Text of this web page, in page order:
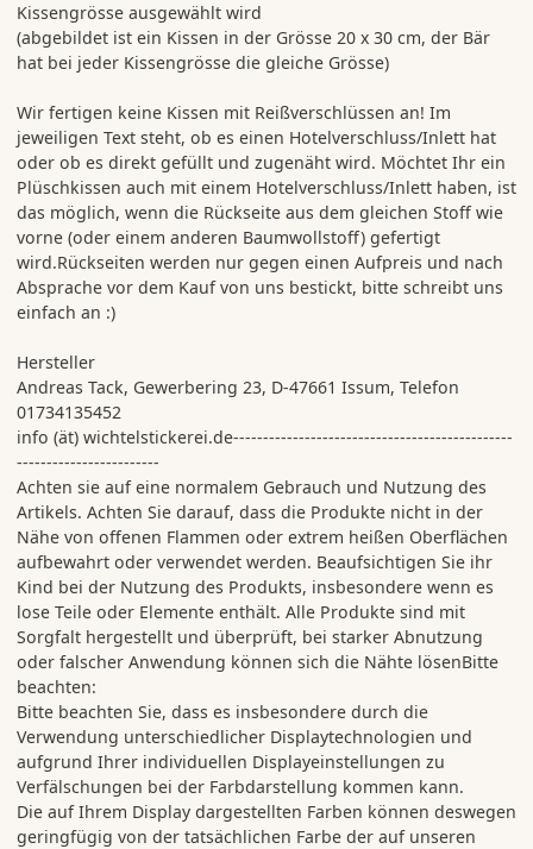
Kissengrösse ausgewählt wird
(abgebildet ist ein Kissen in der Grösse 20 x 30 cm, der Bär
hat bei jeder Kissengrösse die gleiche Grösse)
Wir fertigen keine Kissen mit Reißverschlüssen an! Im
jeweiligen Text steht, ob es einen Hotelverschluss/Inlett hat
oder ob es direkt gefüllt und zugenäht wird. Möchtet Ihr ein
Plüschkissen auch mit einem Hotelverschluss/Inlett haben, ist
das möglich, wenn die Rückseite aus dem gleichen Stoff wie
vorne (oder einem anderen Baumwollstoff) gefertigt
wird.Rückseiten werden nur gegen einen Aufpreis und nach
Absprache vor dem Kauf von uns bestickt, bitte schreibt uns
einfach an :)
Hersteller
Andreas Tack, Gewerbering 23, D-47661 Issum, Telefon
01734135452
info (ät) wichtelstickerei.de-----------------------------------------------
------------------------
Achten sie auf eine normalem Gebrauch und Nutzung des
Artikels. Achten Sie darauf, dass die Produkte nicht in der
Nähe von offenen Flammen oder extrem heißen Oberflächen
aufbewahrt oder verwendet werden. Beaufsichtigen Sie ihr
Kind bei der Nutzung des Produkts, insbesondere wenn es
lose Teile oder Elemente enthält. Alle Produkte sind mit
Sorgfalt hergestellt und überprüft, bei starker Abnutzung
oder falscher Anwendung können sich die Nähte lösenBitte
beachten:
Bitte beachten Sie, dass es insbesondere durch die
Verwendung unterschiedlicher Displaytechnologien und
aufgrund Ihrer individuellen Displayeinstellungen zu
Verfälschungen bei der Farbdarstellung kommen kann.
Die auf Ihrem Display dargestellten Farben können deswegen
geringfügig von der tatsächlichen Farbe der auf unseren